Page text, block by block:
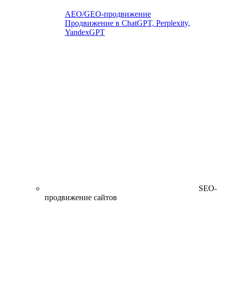
AEO/GEO-продвижение
Продвижение в ChatGPT, Perplexity,
YandexGPT
SEO-
продвижение сайтов